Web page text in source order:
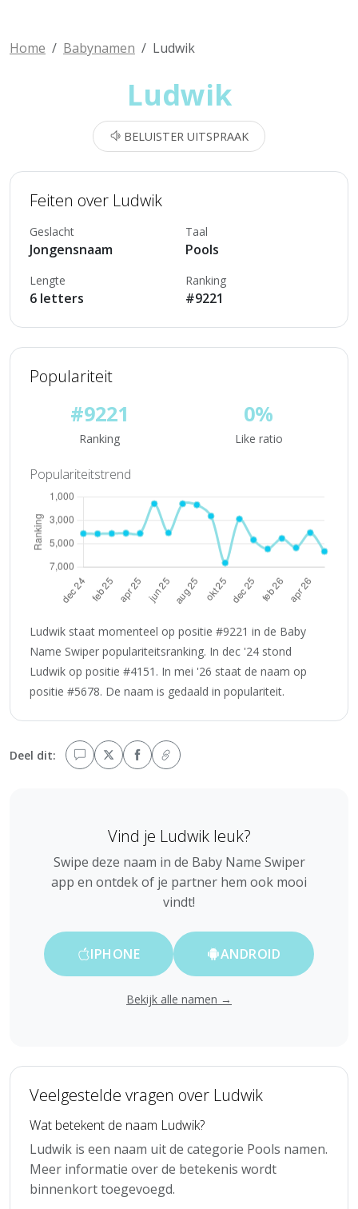
Home Babynamen Ludwik
Ludwik
BELUISTER UITSPRAAK
Feiten over Ludwik
Geslacht
Jongensnaam
Taal
Pools
Lengte
6 letters
Ranking
#9221
Populariteit
#9221
Ranking
0%
Like ratio
Populariteitstrend
Ludwik staat momenteel op positie #9221 in de Baby
Name Swiper populariteitsranking. In dec '24 stond
Ludwik op positie #4151. In mei '26 staat de naam op
positie #5678. De naam is gedaald in populariteit.
Deel dit:
Vind je Ludwik leuk?
Swipe deze naam in de Baby Name Swiper
app en ontdek of je partner hem ook mooi
vindt!
IPHONE ANDROID
Bekijk alle namen →
Veelgestelde vragen over Ludwik
Wat betekent de naam Ludwik?
Ludwik is een naam uit de categorie Pools namen.
Meer informatie over de betekenis wordt
binnenkort toegevoegd.